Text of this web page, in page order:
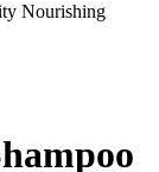
Nourishing